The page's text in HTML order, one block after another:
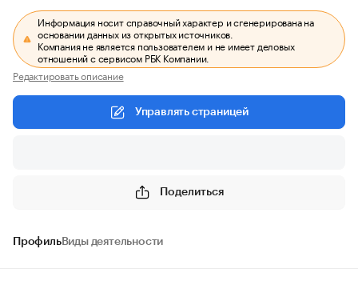
Информация носит справочный характер и сгенерирована на
основании данных из открытых источников.
Компания не является пользователем и не имеет деловых
отношений с сервисом РБК Компании.
Редактировать описание
Управлять страницей
Поделиться
ПрофильВиды деятельности